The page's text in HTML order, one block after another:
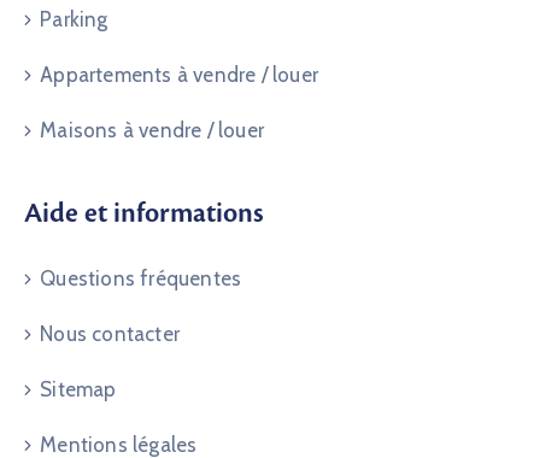
Parking
Appartements à vendre / louer
Maisons à vendre / louer
Aide et informations
Questions fréquentes
Nous contacter
Sitemap
Mentions légales